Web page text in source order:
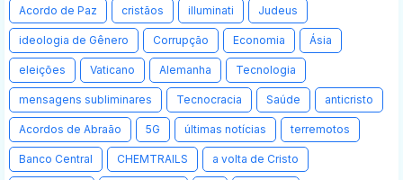
Acordo de Paz cristãos illuminati Judeus
ideologia de Gênero Corrupção Economia Ásia
eleições Vaticano Alemanha Tecnologia
mensagens subliminares Tecnocracia Saúde anticristo
Acordos de Abraão 5G últimas notícias terremotos
Banco Central CHEMTRAILS a volta de Cristo